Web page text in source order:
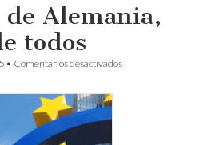
de Alemania,
todos
• Comentarios desactivadosen